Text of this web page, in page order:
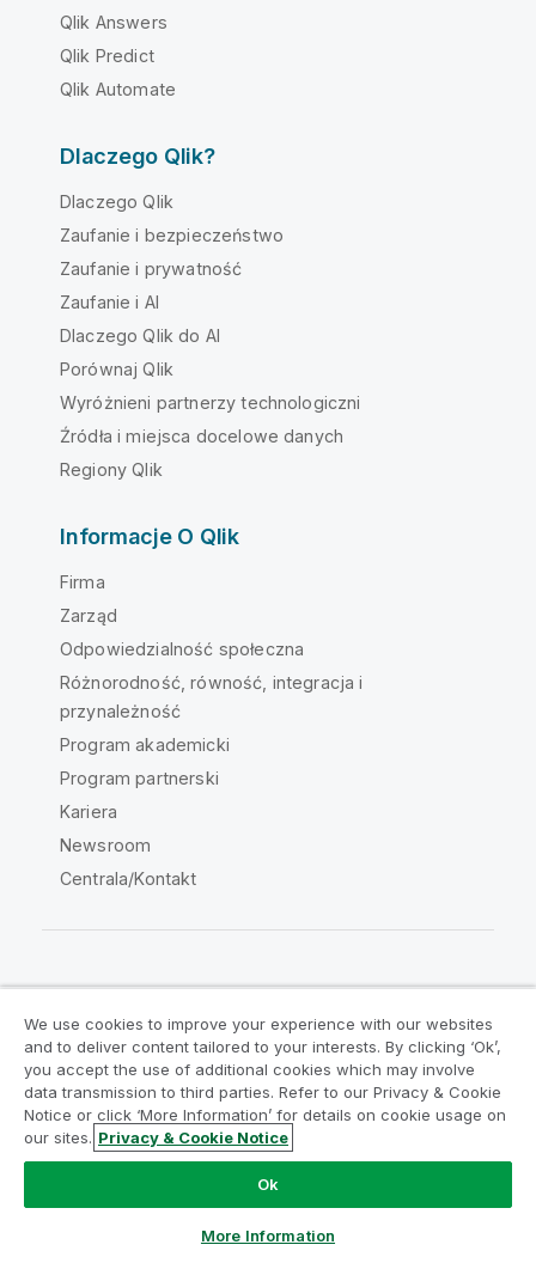
Qlik Answers
Qlik Predict
Qlik Automate
Dlaczego Qlik?
Dlaczego Qlik
Zaufanie i bezpieczeństwo
Zaufanie i prywatność
Zaufanie i AI
Dlaczego Qlik do AI
Porównaj Qlik
Wyróżnieni partnerzy technologiczni
Źródła i miejsca docelowe danych
Regiony Qlik
Informacje O Qlik
Firma
Zarząd
Odpowiedzialność społeczna
Różnorodność, równość, integracja i
przynależność
Program akademicki
Program partnerski
Kariera
Newsroom
Centrala/Kontakt
Umowy prawne
Warunki produktu
Legal Policies
Legal Policies
Warunki korzystania
Znaki towarowe
Do Not Share My Info
Copyright © 1993-2026 QlikTech International AB. Wszelkie
We use cookies to improve your experience with our websites
and to deliver content tailored to your interests. By clicking ‘Ok’,
you accept the use of additional cookies which may involve
data transmission to third parties. Refer to our Privacy & Cookie
Notice or click ‘More Information’ for details on cookie usage on
our sites. Privacy & Cookie Notice
Ok
More Information